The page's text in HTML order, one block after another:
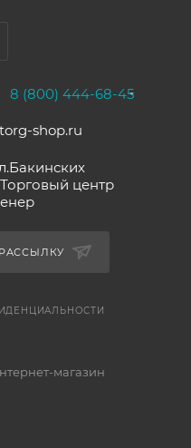
8 (800) 444-68-45
shop.ru
центр
магазин